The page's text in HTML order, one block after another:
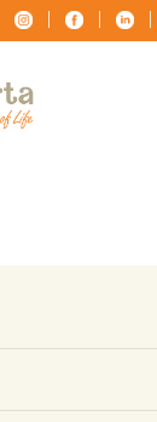
| | |